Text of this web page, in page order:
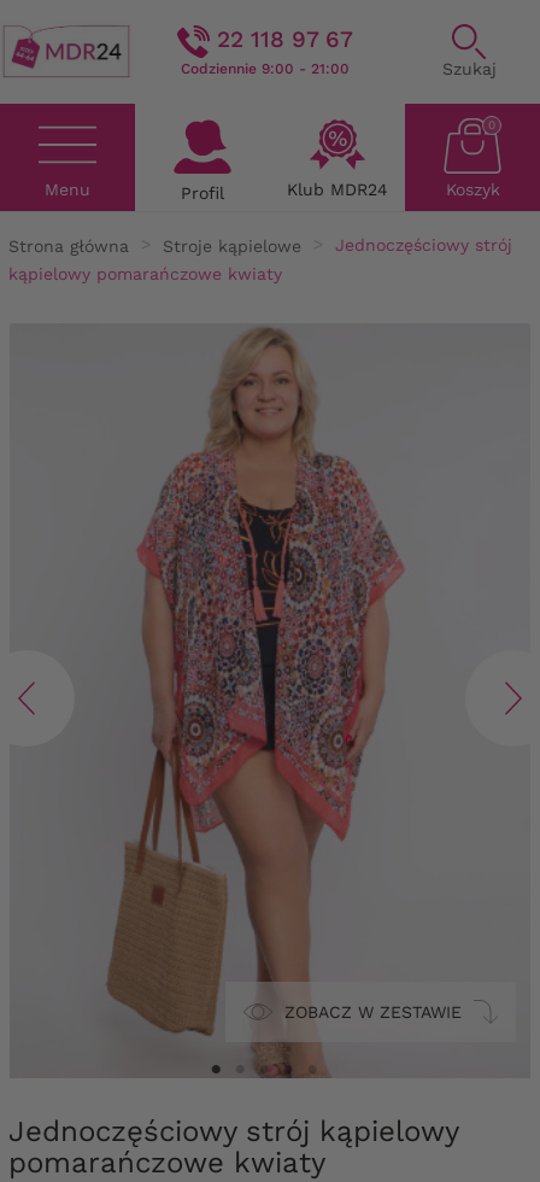
22 118 97 67
Codziennie 9:00 - 21:00 Szukaj
Menu Profil Klub MDR24 Koszyk
0
Strona główna Stroje kąpielowe
Jednoczęściowy strój
kąpielowy pomarańczowe kwiaty
ZOBACZ W ZESTAWIE
Jednoczęściowy strój kąpielowy
pomarańczowe kwiaty